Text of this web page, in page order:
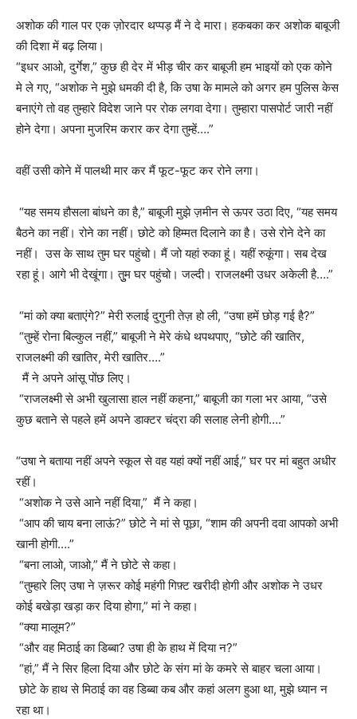
अशोक की गाल पर एक ज़ोरदार थप्पड़ मैं ने दे मारा।हकबका कर अशोक बाबूजी
की दिशा में बढ़ लिया।
“इधर आओ, दुर्गेश,” कुछ ही देर में भीड़ चीर कर बाबूजी हम भाइयों को एक कोने
मे ले गए, “अशोक ने मुझे धमकी दी है, कि उषा के मामले को अगर हम पुलिस केस
बनाएंगे तो वह तुम्हारे विदेश जाने पर रोक लगवा देगा। तुम्हारा पासपोर्ट जारी नहीं
होने देगा। अपना मुजरिम करार कर देगा तुम्हें….”
वहीं उसी कोने में पालथी मार कर मैं फूट-फूट कर रोने लगा।
“यह समय हौसला बांधने का है,” बाबूजी मुझे ज़मीन से ऊपर उठा दिए, “यह समय
बैठने का नहीं। रोने का नहीं। छोटे को हिम्मत दिलाने का है। उसे रोने देने का
नहीं। उस के साथ तुम घर पहुंचो। मैं जो यहां रुका हूं। यहीं रुकूंगा। सब देख
रहा हूं। आगे भी देखूंगा। तुुम घर पहुंचो। जल्दी। राजलक्ष्मी उधर अकेली है….”
“मां को क्या बताएंगे?” मेरी रुलाई दुगुनी तेज़ हो ली, “उषा हमें छोड़ गई है?”
“तुम्हें रोना बिल्कुल नहीं,” बाबूजी ने मेरे कंधे थपथपाए, “छोटे की खातिर,
राजलक्ष्मी की खातिर, मेरी खातिर….”
मैं ने अपने आंसू पोंछ लिए।
“राजलक्ष्मी से अभी खुलासा हाल नहीं कहना,” बाबूजी का गला भर आया, “उसे
कुछ बताने से पहले हमें अपने डाक्टर चंद्रा की सलाह लेनी होगी….”
“उषा ने बताया नहीं अपने स्कूल से वह यहां क्यों नहीं आई,” घर पर मां बहुत अधीर
रहीं।
“अशोक ने उसे आने नहीं दिया,” मैं ने कहा।
“आप की चाय बना लाऊं?” छोटे ने मां से पूछा, “शाम की अपनी दवा आपको अभी
खानी होगी….”
“बना लाओ, जाओ,” मैं ने छोटे से कहा।
“तुम्हारे लिए उषा ने ज़रूर कोई महंगी गिफ़्ट खरीदी होगी और अशोक ने उधर
कोई बखेड़ा खड़ा कर दिया होगा,” मां ने कहा।
“क्या मालूम?”
“और वह मिठाई का डिब्बा? उषा ही के हाथ में दिया न?”
“हां,” मैं ने सिर हिला दिया और छोटे के संग मां के कमरे से बाहर चला आया।
छोटे के हाथ से मिठाई का वह डिब्बा कब और कहां अलग हुआ था, मुझे ध्यान न
रहा था।